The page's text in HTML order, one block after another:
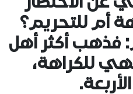
أم للتحريم؟
فذهب أكثر أهل
للكراهة،